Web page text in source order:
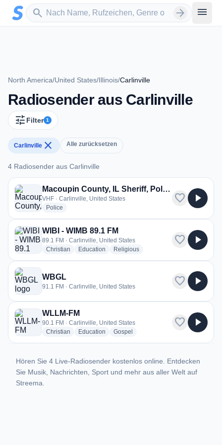
Zum Hauptinhalt springen
search
Sender suchen arrow_forward menu
North America/United States/Illinois/Carlinville
Radiosender aus Carlinville
tune Filter 1
Carlinville close Alle zurücksetzen
4 Radiosender aus Carlinville
4 Radiosender aus Carlinville
Macoupin County, IL Sheriff, Police, Fire
VHF · Carlinville, United States
Police
favorite play_arrow
WIBI - WIMB 89.1 FM
89.1 FM · Carlinville, United States
Christian radio stations
Education radio stations
Religiousradio stations
favorite play_arrow
WBGL
91.1 FM · Carlinville, United States favorite play_arrow
WLLM-FM
90.1 FM · Carlinville, United States
Christian radio stations
Education radio stations
Gospel
favorite play_arrow
Hören Sie 4 Live-Radiosender kostenlos online. Entdecken
Sie Musik, Nachrichten, Sport und mehr aus aller Welt auf
Streema.